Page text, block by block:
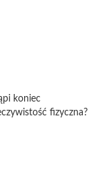
koniec
fizyczna?